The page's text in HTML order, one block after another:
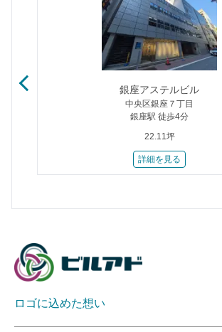
銀座アステルビル
中央区銀座７丁目
銀座駅 徒歩4分
22.11坪
詳細を見る
ロゴに込めた想い